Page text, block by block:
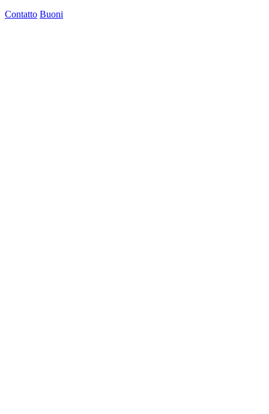
Contatto Buoni